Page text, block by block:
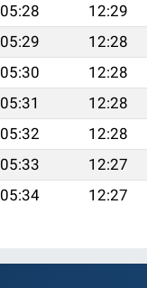
05:28 12:29
05:29 12:28
05:30 12:28
05:31 12:28
05:32 12:28
05:33 12:27
05:34 12:27